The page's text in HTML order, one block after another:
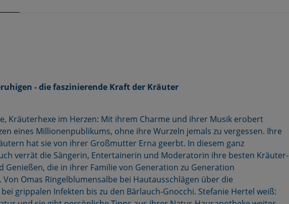
- die faszinierende Kraft der Kräuter
Kräuterhexe im Herzen: Mit ihrem Charme und ihrer Musik erobert
eines Millionenpublikums, ohne ihre Wurzeln jemals zu vergessen. Ihre
hat sie von ihrer Großmutter Erna geerbt. In diesem ganz
verrät die Sängerin, Entertainerin und Moderatorin ihre besten Kräuter-
Genießen, die in ihrer Familie von Generation zu Generation
Omas Ringelblumensalbe bei Hautausschlägen über die
grippalen Infekten bis zu den Bärlauch-Gnocchi. Stefanie Hertel weiß: